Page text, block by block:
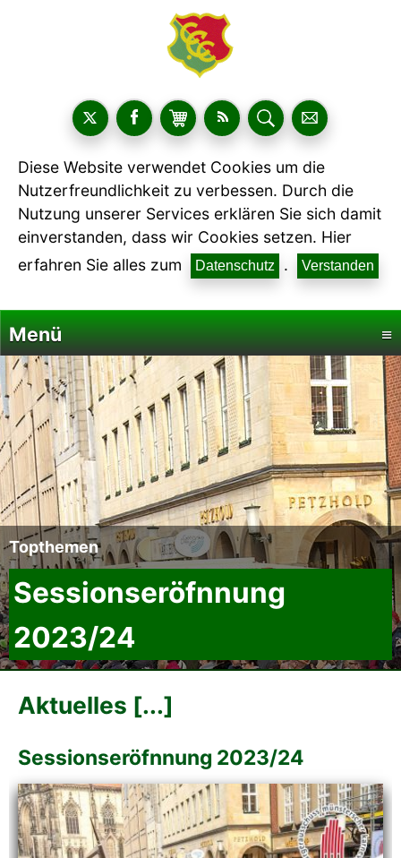
Diese Website verwendet Cookies um die
Nutzerfreundlichkeit zu verbessen. Durch die
Nutzung unserer Services erklären Sie sich damit
einverstanden, dass wir Cookies setzen. Hier
erfahren Sie alles zum
Datenschutz . Verstanden
Menü ≡
Startseite
Der CCC
Termine
Fotoalben
Videos
Mitmachen
Impressum
Topthemen
Sessionseröfnnung
2023/24
Aktuelles [...]
Sessionseröfnnung 2023/24